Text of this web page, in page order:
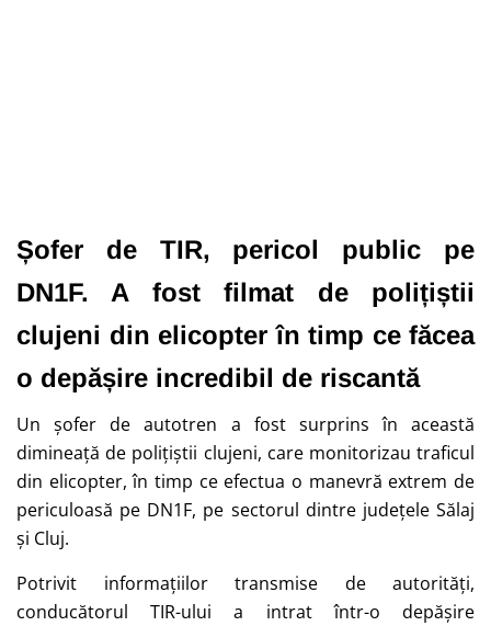
Șofer de TIR, pericol public pe
DN1F. A fost filmat de polițiștii
clujeni din elicopter în timp ce făcea
o depășire incredibil de riscantă
Un șofer de autotren a fost surprins în această
dimineață de polițiștii clujeni, care monitorizau traficul
din elicopter, în timp ce efectua o manevră extrem de
periculoasă pe DN1F, pe sectorul dintre județele Sălaj
și Cluj.
Potrivit informațiilor transmise de autorități,
conducătorul TIR-ului a intrat într-o depășire